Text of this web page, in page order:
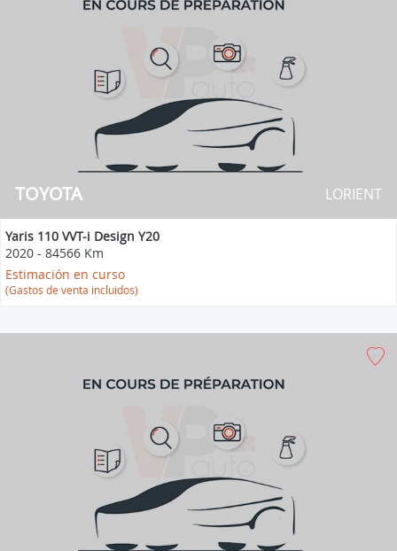
TOYOTA LORIENT
Yaris 110 VVT-i Design Y20
2020 - 84566 Km
Estimación en curso
(Gastos de venta incluidos)